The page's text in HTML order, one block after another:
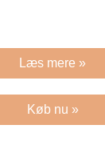
Læs mere »
Køb nu »